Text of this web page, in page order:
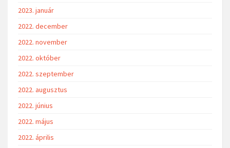
2023. január
2022. december
2022. november
2022. október
2022. szeptember
2022. augusztus
2022. június
2022. május
2022. április